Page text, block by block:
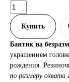
Купить
Бантик на
украшением
рождения.
по размеру охвата